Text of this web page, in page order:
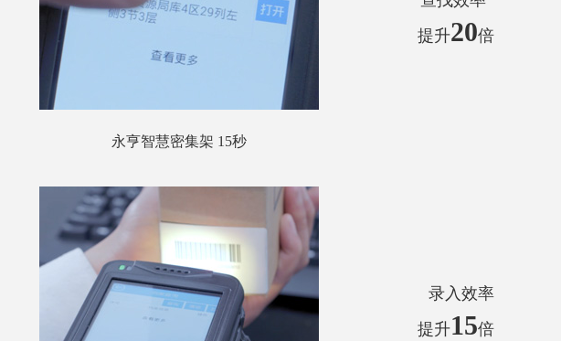
永亨智慧密集架 15秒
提升20倍
录入效率
提升15倍